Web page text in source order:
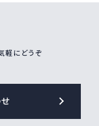
軽にどうぞ